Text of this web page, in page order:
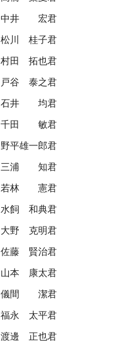
中井 宏君
松川 桂子君
村田 拓也君
戸谷 泰之君
石井 均君
千田 敏君
野平雄一郎君
三浦 知君
若林 憲君
水飼 和典君
大野 克明君
佐藤 賢治君
山本 康太君
儀間 潔君
福永 太平君
渡邊 正也君